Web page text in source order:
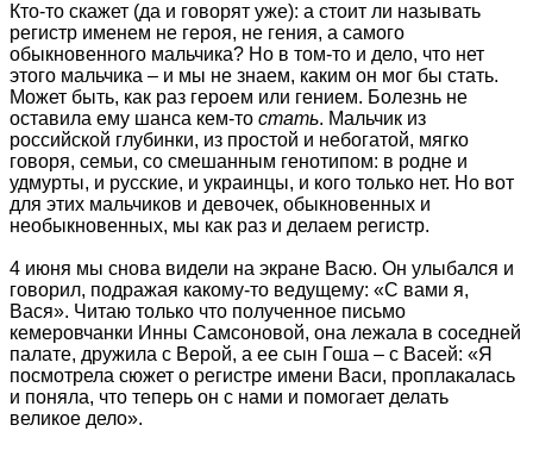
Кто-то скажет (да и говорят уже): а стоит ли называть
регистр именем не героя, не гения, а самого
обыкновенного мальчика? Но в том-то и дело, что нет
этого мальчика – и мы не знаем, каким он мог бы стать.
Может быть, как раз героем или гением. Болезнь не
оставила ему шанса кем-то стать. Мальчик из
российской глубинки, из простой и небогатой, мягко
говоря, семьи, со смешанным генотипом: в родне и
удмурты, и русские, и украинцы, и кого только нет. Но вот
для этих мальчиков и девочек, обыкновенных и
необыкновенных, мы как раз и делаем регистр.
4 июня мы снова видели на экране Васю. Он улыбался и
говорил, подражая какому-то ведущему: «С вами я,
Вася». Читаю только что полученное письмо
кемеровчанки Инны Самсоновой, она лежала в соседней
палате, дружила с Верой, а ее сын Гоша – с Васей: «Я
посмотрела сюжет о регистре имени Васи, проплакалась
и поняла, что теперь он с нами и помогает делать
великое дело».